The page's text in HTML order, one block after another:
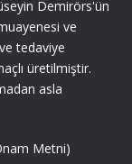
Demirörs'ün
ve
tedaviye
üretilmiştir.
asla
Metni)